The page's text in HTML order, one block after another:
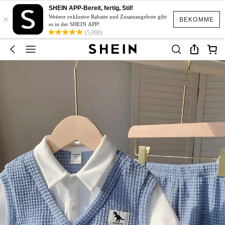
BEKOMME
×
SHEIN APP-Bereit, fertig, Stil!
Weitere exklusive Rabatte und Zusatzangebote gibt
es in der SHEIN APP!
(5,000)